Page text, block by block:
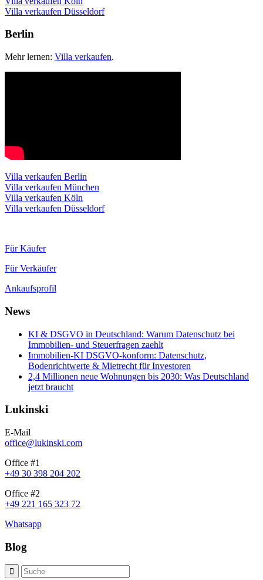
Villa verkaufen Düsseldorf
Berlin
Mehr lernen: Villa verkaufen.
Villa verkaufen Berlin
Villa verkaufen München
Villa verkaufen Köln
Villa verkaufen Düsseldorf
Für Käufer
Für Verkäufer
Ankaufsprofil
News
KI & DSGVO in Deutschland: Warum Datenschutz bei
Immobilien- und Steuerfragen zaehlt
Immobilien-KI DSGVO-konform: Datenschutz,
Bodenrichtwerte & Mietrecht für Investoren
2,4 Millionen neue Wohnungen bis 2030: Was Deutschland
jetzt braucht
Lukinski
E-Mail
office@lukinski.com
Office #1
+49 30 398 204 202
Office #2
+49 221 165 323 72
Whatsapp
Blog